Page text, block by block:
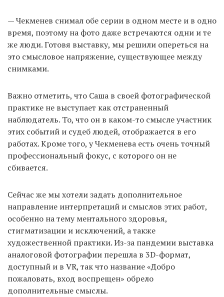
— Чекменев снимал обе серии в одном месте и в одно
время, поэтому на фото даже встречаются одни и те
же люди. Готовя выставку, мы решили опереться на
это смысловое напряжение, существующее между
снимками.
Важно отметить, что Саша в своей фотографической
практике не выступает как отстраненный
наблюдатель. То, что он в каком-то смысле участник
этих событий и судеб людей, отображается в его
работах. Кроме того, у Чекменева есть очень точный
профессиональный фокус, с которого он не
сбивается.
Сейчас же мы хотели задать дополнительное
направление интерпретаций и смыслов этих работ,
особенно на тему ментального здоровья,
стигматизации и исключений, а также
художественной практики. Из-за пандемии выставка
аналоговой фотографии перешла в 3D-формат,
доступный и в VR, так что название «Добро
пожаловать, вход воспрещен» обрело
дополнительные смыслы.